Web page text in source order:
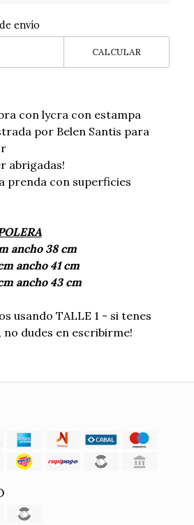
envío
CALCULAR
con lycra con estampa
por Belen Santis para
abrigadas!
prenda con superficies
ancho 38 cm
ancho 41 cm
ancho 43 cm
usando TALLE 1 - si tenes
no dudes en escribirme!